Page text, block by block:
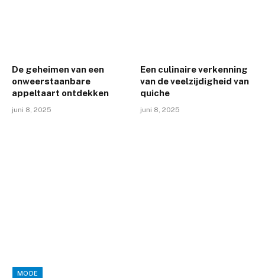
De geheimen van een
onweerstaanbare
appeltaart ontdekken
juni 8, 2025
Een culinaire verkenning
van de veelzijdigheid van
quiche
juni 8, 2025
MODE